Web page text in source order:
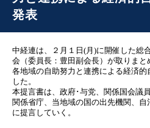
発表
中経連は、２月１日 (月 )に開催した総
会（委員長：豊田副会長）が取りま
各地域の自助努力と連携による経済
した。
本提言書は、政府･与党、関係国会議
関係省庁、当地域の国の出先機関、
に提言していく。